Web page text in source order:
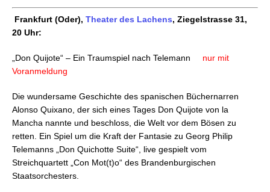
Frankfurt (Oder), Theater des Lachens, Ziegelstrasse 31,
20 Uhr:
„Don Quijote“ – Ein Traumspiel nach Telemann nur mit
Voranmeldung
Die wundersame Geschichte des spanischen Büchernarren
Alonso Quixano, der sich eines Tages Don Quijote von la
Mancha nannte und beschloss, die Welt vor dem Bösen zu
retten. Ein Spiel um die Kraft der Fantasie zu Georg Philip
Telemanns „Don Quichotte Suite“, live gespielt vom
Streichquartett „Con Mot(t)o“ des Brandenburgischen
Staatsorchesters.